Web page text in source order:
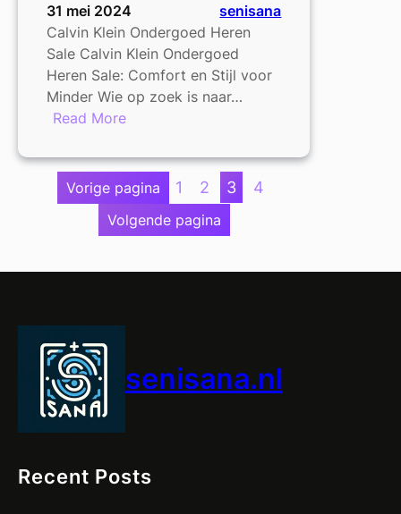
31 mei 2024
senisana
Calvin Klein Ondergoed Heren
Sale Calvin Klein Ondergoed
Heren Sale: Comfort en Stijl voor
Minder Wie op zoek is naar…
Read More:
Klein
Ondergoed
Heren
Sale:
Vorige pagina 1 2 3 4
Volgende pagina
senisana.nl
Recent Posts